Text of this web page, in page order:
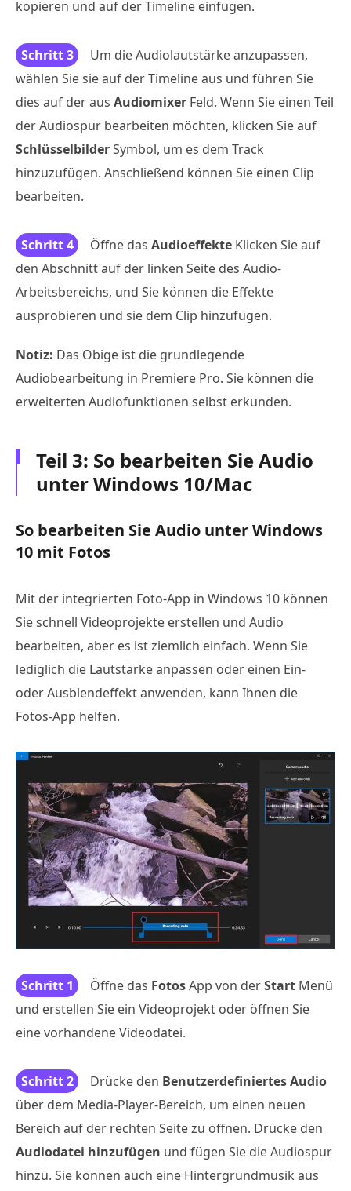
kopieren und auf der Timeline einfügen.
Schritt 3
Um die Audiolautstärke anzupassen,
wählen Sie sie auf der Timeline aus und führen Sie
dies auf der aus Audiomixer Feld. Wenn Sie einen Teil
der Audiospur bearbeiten möchten, klicken Sie auf
SchlüsselbilderSymbol, um es dem Track
hinzuzufügen. Anschließend können Sie einen Clip
bearbeiten.
Schritt 4 Öffne das Audioeffekte Klicken Sie auf
den Abschnitt auf der linken Seite des Audio-
Arbeitsbereichs, und Sie können die Effekte
ausprobieren und sie dem Clip hinzufügen.
Notiz: Das Obige ist die grundlegende
Audiobearbeitung in Premiere Pro. Sie können die
erweiterten Audiofunktionen selbst erkunden.
Teil 3: So bearbeiten Sie Audio
unter Windows 10/Mac
So bearbeiten Sie Audio unter Windows
10 mit Fotos
Mit der integrierten Foto-App in Windows 10 können
Sie schnell Videoprojekte erstellen und Audio
bearbeiten, aber es ist ziemlich einfach. Wenn Sie
lediglich die Lautstärke anpassen oder einen Ein-
oder Ausblendeffekt anwenden, kann Ihnen die
Fotos-App helfen.
Schritt 1 Öffne das FotosApp von derStart Menü
und erstellen Sie ein Videoprojekt oder öffnen Sie
eine vorhandene Videodatei.
Schritt 2 Drücke den Benutzerdefiniertes Audio
über dem Media-Player-Bereich, um einen neuen
Bereich auf der rechten Seite zu öffnen. Drücke den
Audiodatei hinzufügen und fügen Sie die Audiospur
hinzu. Sie können auch eine Hintergrundmusik aus